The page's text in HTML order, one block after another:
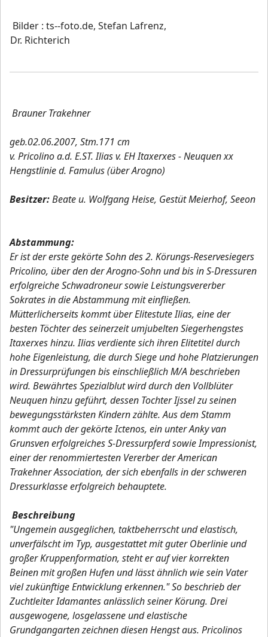
Bilder : ts--foto.de, Stefan Lafrenz,
Dr. Richterich
Brauner Trakehner
geb.02.06.2007, Stm.171 cm
v. Pricolino a.d. E.ST. Ilias v. EH Itaxerxes - Neuquen xx
Hengstlinie d. Famulus (über Arogno)
Besitzer:Beate u. Wolfgang Heise, Gestüt Meierhof, Seeon
Abstammung:
Er ist der erste gekörte Sohn des 2. Körungs-Reservesiegers
Pricolino, über den der Arogno-Sohn und bis in S-Dressuren
erfolgreiche Schwadroneur sowie Leistungsvererber
Sokrates in die Abstammung mit einfließen.
Mütterlicherseits kommt über Elitestute Ilias, eine der
besten Töchter des seinerzeit umjubelten Siegerhengstes
Itaxerxes hinzu. Ilias verdiente sich ihren Elitetitel durch
hohe Eigenleistung, die durch Siege und hohe Platzierungen
in Dressurprüfungen bis einschließlich M/A beschrieben
wird. Bewährtes Spezialblut wird durch den Vollblüter
Neuquen hinzu geführt, dessen Tochter Ijssel zu seinen
bewegungsstärksten Kindern zählte. Aus dem Stamm
kommt auch der gekörte Ictenos, ein unter Anky van
Grunsven erfolgreiches S-Dressurpferd sowie Impressionist,
einer der renommiertesten Vererber der American
Trakehner Association, der sich ebenfalls in der schweren
Dressurklasse erfolgreich behauptete.
Beschreibung
"Ungemein ausgeglichen, taktbeherrscht und elastisch,
unverfälscht im Typ, ausgestattet mit guter Oberlinie und
großer Kruppenformation, steht er auf vier korrekten
Beinen mit großen Hufen und lässt ähnlich wie sein Vater
viel zukünftige Entwicklung erkennen." So beschrieb der
Zuchtleiter Idamantes anlässlich seiner Körung. Drei
ausgewogene, losgelassene und elastische
Grundgangarten zeichnen diesen Hengst aus. Pricolinos